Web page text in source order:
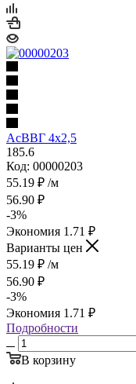
АсВВГ 4х2,5
185.6
Код: 00000203
55.19 ₽ /м
56.90 ₽
-3%
Экономия 1.71 ₽
Варианты цен
55.19 ₽ /м
56.90 ₽
-3%
Экономия 1.71 ₽
Подробности
В корзину